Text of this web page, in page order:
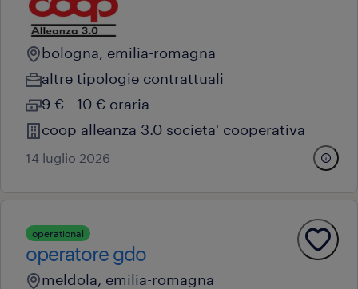
bologna, emilia-romagna
altre tipologie contrattuali
9 € - 10 € oraria
coop alleanza 3.0 societa' cooperativa
14 luglio 2026
operational
operatore gdo
meldola, emilia-romagna